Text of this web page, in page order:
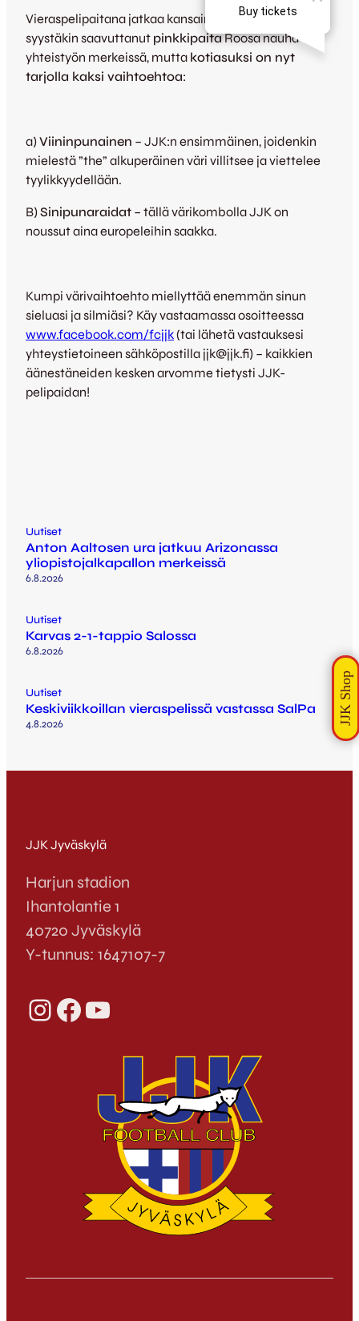
Vieraspelipaitana jatkaa kansainvälistäkin huomiota
syystäkin saavuttanut pinkkipaitaRoosa nauha -
yhteistyön merkeissä, mutta kotiasuksi on nyt
tarjolla kaksi vaihtoehtoa:
a)Viininpunainen – JJK:n ensimmäinen, joidenkin
mielestä ”the” alkuperäinen väri villitsee ja viettelee
tyylikkyydellään.
B)Sinipunaraidat – tällä värikombolla JJK on
noussut aina europeleihin saakka.
Kumpi värivaihtoehto miellyttää enemmän sinun
sieluasi ja silmiäsi? Käy vastaamassa osoitteessa
www.facebook.com/fcjjk(tai lähetä vastauksesi
yhteystietoineen sähköpostilla jjk@jjk.fi) – kaikkien
äänestäneiden kesken arvomme tietysti JJK-
pelipaidan!
Uutiset
Anton Aaltosen ura jatkuu Arizonassa
yliopistojalkapallon merkeissä
6.8.2026
Uutiset
Karvas 2-1-tappio Salossa
6.8.2026
Uutiset
Keskiviikkoillan vieraspelissä vastassa SalPa
4.8.2026
JJK Jyväskylä
Harjun stadion
Ihantolantie 1
40720 Jyväskylä
Y-tunnus: 1647107-7
InstagramFacebook YouTube